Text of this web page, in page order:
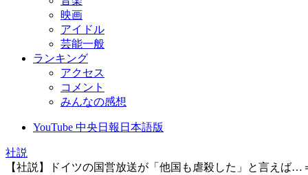
映画
アイドル
芸能一般
ランキング
アクセス
コメント
みんなの感想
YouTube 中央日報日本語版
社説
【社説】ドイツの国営放送が「他国も虐殺した」と言えば…